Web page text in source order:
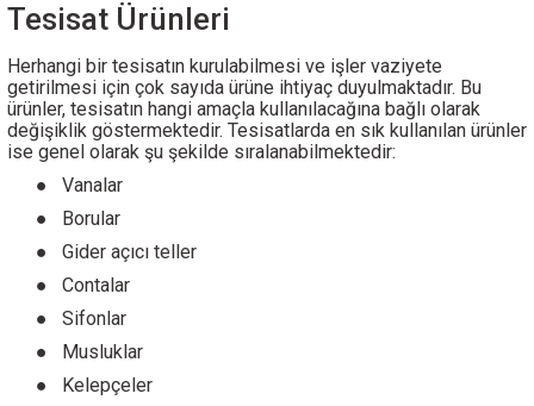
Tesisat Ürünleri
Herhangi bir tesisatın kurulabilmesi ve işler vaziyete
getirilmesi için çok sayıda ürüne ihtiyaç duyulmaktadır. Bu
ürünler, tesisatın hangi amaçla kullanılacağına bağlı olarak
değişiklik göstermektedir. Tesisatlarda en sık kullanılan ürünler
ise genel olarak şu şekilde sıralanabilmektedir:
●
Vanalar
●
Borular
●
Gider açıcı teller
●
Contalar
●
Sifonlar
●
Musluklar
●
Kelepçeler